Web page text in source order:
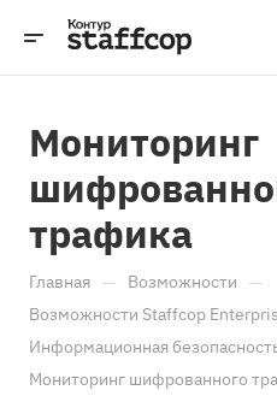
Мониторинг
трафика
Главная — Возможности —
Возможности Staffcop
Информационная
Мониторинг шифрованного